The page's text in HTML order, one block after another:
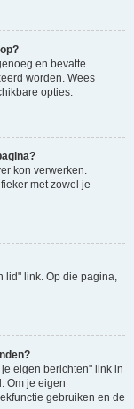
en bevatte
worden. Wees
opties.
kon verwerken.
met zowel je
lid" link. Op die pagina,
eigen berichten" link in
Om je eigen
gebruiken en de